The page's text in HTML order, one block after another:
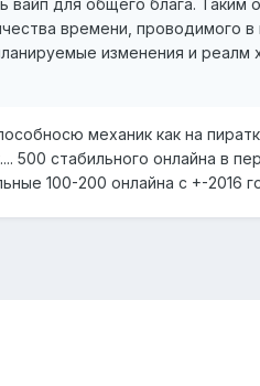
времени, проводимого
изменения и реалм
механик как на
500 стабильного онлайна в
100-200 онлайна с +-2016